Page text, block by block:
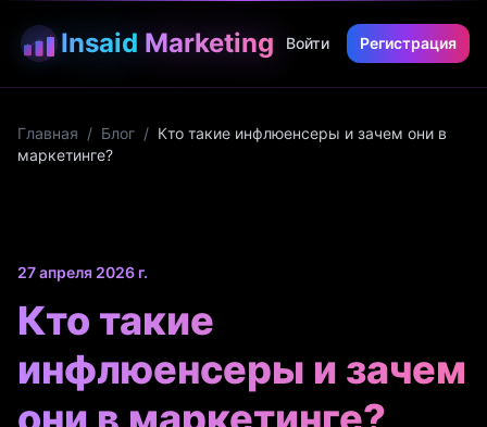
Insaid Marketing Войти Регистрация
Главная / Блог / Кто такие инфлюенсеры и зачем они в
маркетинге?
27 апреля 2026 г.
Кто такие
инфлюенсеры и зачем